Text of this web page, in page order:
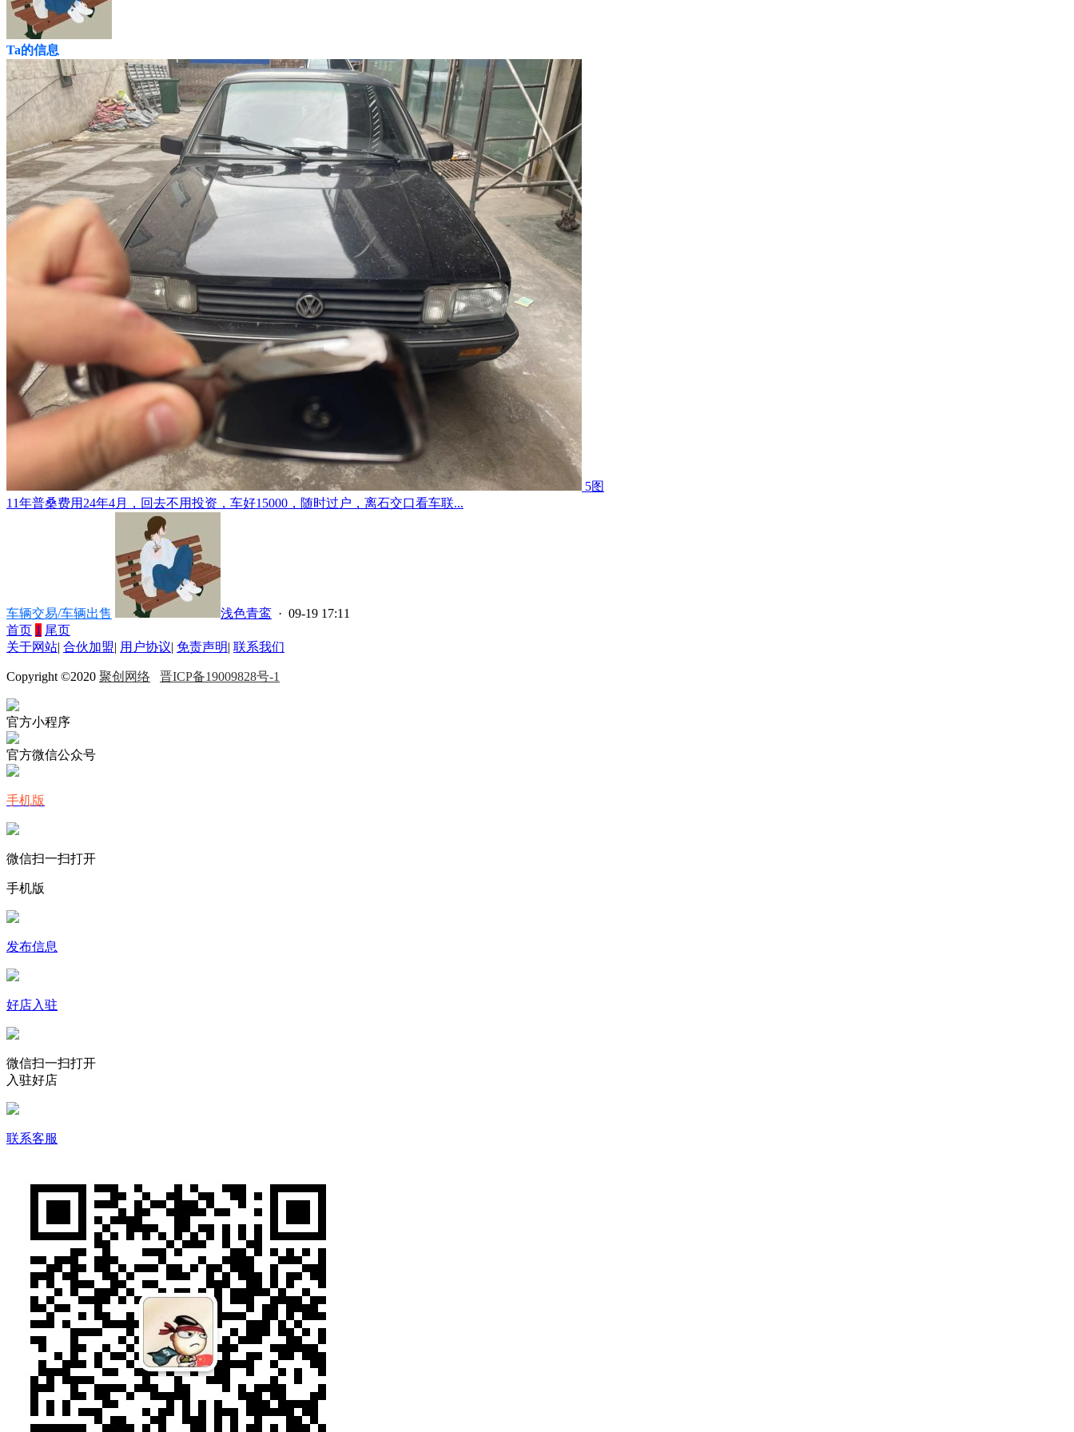
Ta的信息
5图
11年普桑费用24年4月，回去不用投资，车好15000，随时过户，离石交口看车联...
车辆交易/车辆出售 浅色青鸾 · 09-19 17:11
首页 1 尾页
关于网站| 合伙加盟| 用户协议| 免责声明| 联系我们
Copyright ©2020 聚创网络 晋ICP备19009828号-1
官方小程序
官方微信公众号
手机版
微信扫一扫打开
手机版
发布信息
好店入驻
微信扫一扫打开
入驻好店
联系客服